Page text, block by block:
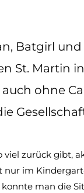
Batgirl
St. Martin
ohne
viel zurück gibt,
nur im
man die